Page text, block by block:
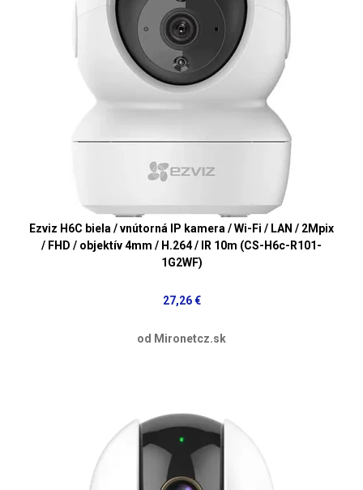
Ezviz H6C biela / vnútorná IP kamera / Wi-Fi / LAN / 2Mpix
/ FHD / objektív 4mm / H.264 / IR 10m (CS-H6c-R101-
1G2WF)
27,26 €
od Mironetcz.sk